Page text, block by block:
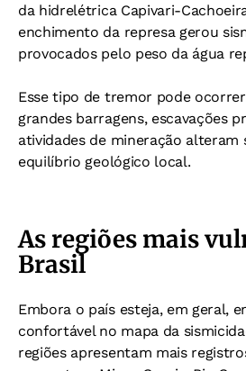
da hidrelétrica Capivari-
enchimento da represa gerou
provocados pelo peso da água
Esse tipo de tremor pode
grandes barragens, escavações
atividades de mineração alteram
equilíbrio geológico local.
As regiões mais
Brasil
Embora o país esteja, em geral,
confortável no mapa da
regiões apresentam mais